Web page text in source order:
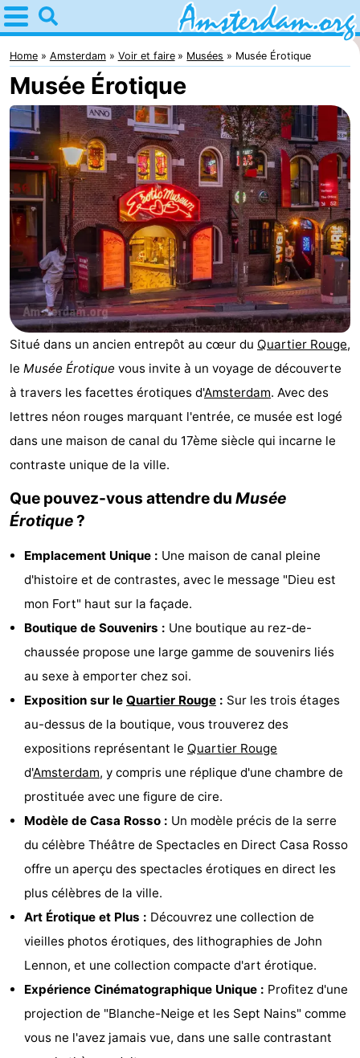
Home
Amsterdam
Itinéraires
Avec
les
enfants
Jeunes
adultes
Gratuitement
Passer
la
nuit
Appartements
Campings
Chambre
-
Amsterdamse
Bos
Spaarnwoude
Hôtels
Last
minutes
Musées
Attractions
Choses
faire
d'intérêt
-
Monuments
Églises
Points
vue
Attractions
Croisières
-
Experiences
Villages
&
Visites
Home Amsterdam Voir et faire Musées Musée Érotique
Musée Érotique
Situé dans un ancien entrepôt au cœur du Quartier Rouge,
le Musée Érotique vous invite à un voyage de découverte
à travers les facettes érotiques d'Amsterdam. Avec des
lettres néon rouges marquant l'entrée, ce musée est logé
dans une maison de canal du 17ème siècle qui incarne le
contraste unique de la ville.
Que pouvez-vous attendre du Musée
Érotique?
Emplacement Unique : Une maison de canal pleine
d'histoire et de contrastes, avec le message "Dieu est
mon Fort" haut sur la façade.
Boutique de Souvenirs : Une boutique au rez-de-
chaussée propose une large gamme de souvenirs liés
au sexe à emporter chez soi.
Exposition sur le Quartier Rouge : Sur les trois étages
au-dessus de la boutique, vous trouverez des
expositions représentant le Quartier Rouge
d'Amsterdam, y compris une réplique d'une chambre de
prostituée avec une figure de cire.
Modèle de Casa Rosso : Un modèle précis de la serre
du célèbre Théâtre de Spectacles en Direct Casa Rosso
offre un aperçu des spectacles érotiques en direct les
plus célèbres de la ville.
Art Érotique et Plus : Découvrez une collection de
vieilles photos érotiques, des lithographies de John
Lennon, et une collection compacte d'art érotique.
Expérience Cinématographique Unique : Profitez d'une
projection de "Blanche-Neige et les Sept Nains" comme
vous ne l'avez jamais vue, dans une salle contrastant